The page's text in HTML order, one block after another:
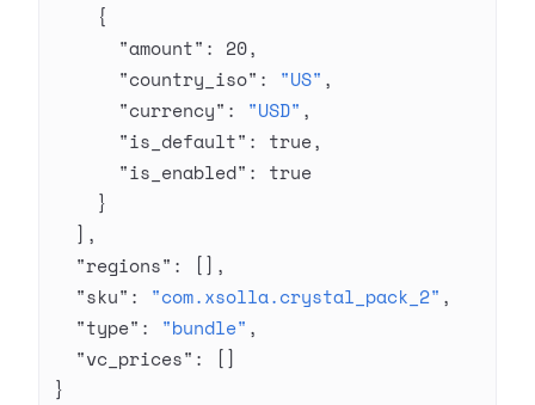
    {
      "amount"
: 20,
      "country_iso"
: "US" ,
      "currency"
: "USD" ,
      "is_default"
: true,
      "is_enabled"
: true
    }
  ],
  "regions"
: [],
  "sku"
: "com.xsolla.crystal_pack_2" ,
  "type"
: "bundle" ,
  "vc_prices"
: []
}